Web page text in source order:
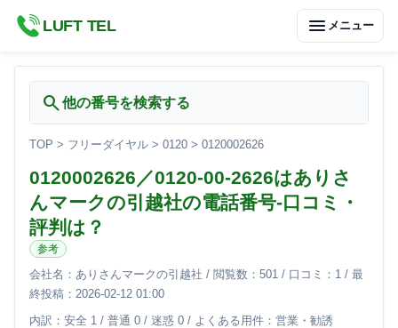
LUFT TEL menu メニュー
search 他の番号を検索する
TOP > フリーダイヤル > 0120 > 0120002626
0120002626／0120-00-2626はありさ
んマークの引越社の電話番号-口コミ・
評判は？
参考
会社名：ありさんマークの引越社 / 閲覧数：501 / 口コミ：1 / 最
終投稿：2026-02-12 01:00
内訳：安全 1 / 普通 0 / 迷惑 0 / よくある用件：営業・勧誘